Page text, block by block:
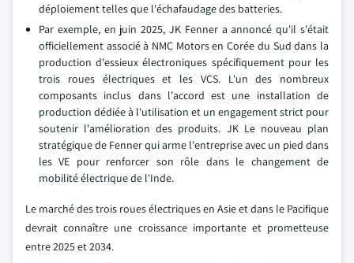
déploiement telles que l'échafaudage des batteries.
Par exemple, en juin 2025, JK Fenner a annoncé qu'il s'était
officiellement associé à NMC Motors en Corée du Sud dans la
production d'essieux électroniques spécifiquement pour les
trois roues électriques et les VCS. L'un des nombreux
composants inclus dans l'accord est une installation de
production dédiée à l'utilisation et un engagement strict pour
soutenir l'amélioration des produits. JK Le nouveau plan
stratégique de Fenner qui arme l'entreprise avec un pied dans
les VE pour renforcer son rôle dans le changement de
mobilité électrique de l'Inde.
Le marché des trois roues électriques en Asie et dans le Pacifique
devrait connaître une croissance importante et prometteuse
entre 2025 et 2034.